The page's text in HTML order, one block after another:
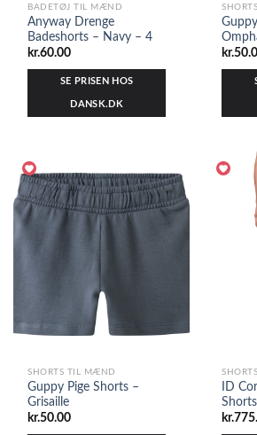
BADETØJ TIL MÆND
Anyway Drenge
Badeshorts – Navy – 4
kr.60.00
SE PRISEN HOS
DANSK.DK
kr.
SHORTS TIL MÆND
Guppy Pige Shorts –
Grisaille
kr.50.00
ID
kr.